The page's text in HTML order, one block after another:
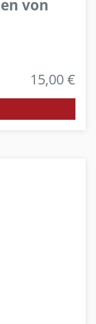
von
15,00 €